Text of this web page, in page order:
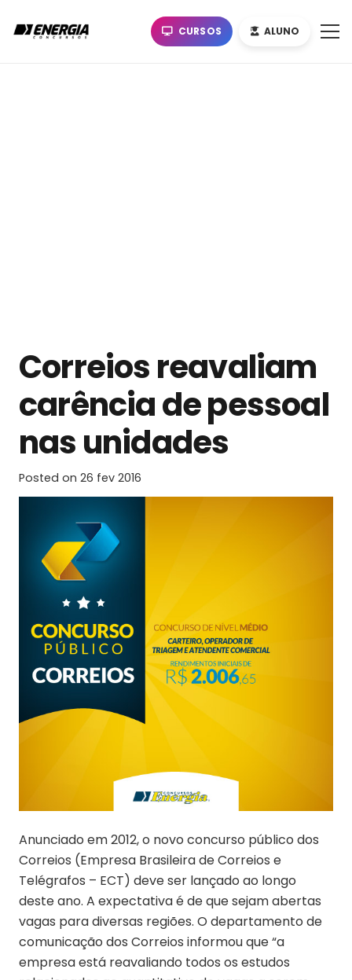
CURSOS ALUNO
Correios reavaliam
carência de pessoal
nas unidades
Posted on 26 fev 2016
Anunciado em 2012, o novo concurso público dos
Correios (Empresa Brasileira de Correios e
Telégrafos – ECT) deve ser lançado ao longo
deste ano. A expectativa é de que sejam abertas
vagas para diversas regiões. O departamento de
comunicação dos Correios informou que “a
empresa está reavaliando todos os estudos